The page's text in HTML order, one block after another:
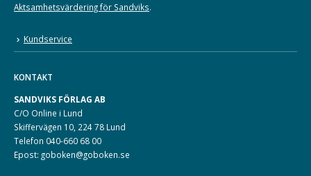
Aktsamhetsvärdering för Sandviks.
Kundservice
KONTAKT
SANDVIKS FÖRLAG AB
C/O Online i Lund
Skiffervägen 10, 224 78 Lund
Telefon 040-660 68 00
Epost: goboken@goboken.se